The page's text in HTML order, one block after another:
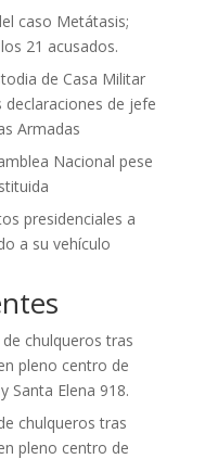
caso Metátasis;
21 acusados.
de Casa Militar
declaraciones de jefe
Armadas
Nacional pese
presidenciales a
a su vehículo
chulqueros tras
pleno centro de
Santa Elena 918.
chulqueros tras
pleno centro de